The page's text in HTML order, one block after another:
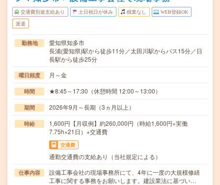
交通費別途支給あり 土日祝日が休み 残業なし WEB登録OK
派遣
勤務地
愛知県知多市
長浦(愛知県)駅から徒歩11分／太田川駅からバス15分／日
長駅から徒歩25分
曜日頻度 月～金
時間 ★8:45～17:30（休憩時間 12:00～13:00）
期間 2026年9月～長期（3ヵ月以上）
時給
1,600円【月収例】約260,000円（時給1,600円×実働
7.75h×21日）+交通費
交通費
通勤交通費の支給あり（当社規定による）
仕事内容
設備工事会社の現場事務所にて、4年に一度の大規模修繕
工事に関する事務をお願いします。建設業法に基づい…